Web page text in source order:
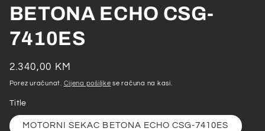
BETONA ECHO CSG-
7410ES
Redovna
cijena
2.340,00 KM
Porez uračunat. Cijena pošiljke se računa na kasi.
Title
MOTORNI SEKAC BETONA ECHO CSG-7410ES